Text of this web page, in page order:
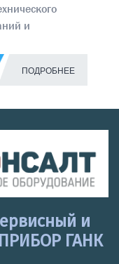
и
ПОДРОБНЕЕ
и
ГАНК